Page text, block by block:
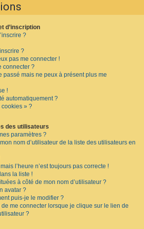
d’inscription
?
?
pas me connecter !
connecter ?
passé mais ne peux à présent plus me
!
automatiquement ?
cookies » ?
des utilisateurs
paramètres ?
nom d’utilisateur de la liste des utilisateurs en
l’heure n’est toujours pas correcte !
la liste !
à côté de mon nom d’utilisateur ?
avatar ?
puis-je le modifier ?
de me connecter lorsque je clique sur le lien de
?